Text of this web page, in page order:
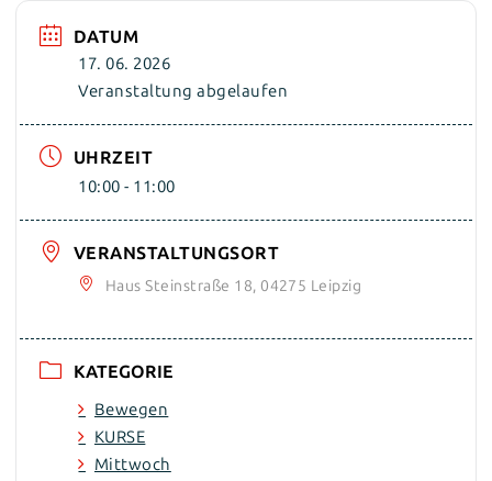
DATUM
17. 06. 2026
Veranstaltung abgelaufen
UHRZEIT
10:00 - 11:00
VERANSTALTUNGSORT
Haus Steinstraße 18, 04275 Leipzig
KATEGORIE
Bewegen
KURSE
Mittwoch